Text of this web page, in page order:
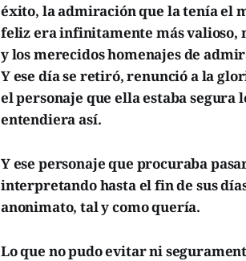
éxito, la admiración que la tenía el
feliz era infinitamente más valioso,
y los merecidos homenajes de
Y ese día se retiró, renunció a la
el personaje que ella estaba segura
entendiera así.
Y ese personaje que procuraba
interpretando hasta el fin de sus
anonimato, tal y como quería.
Lo que no pudo evitar ni